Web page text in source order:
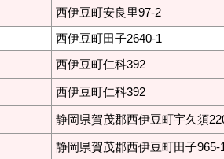
西伊豆町安良里97-2
西伊豆町田子2640-1
西伊豆町仁科392
西伊豆町仁科392
静岡県賀茂郡西伊豆町宇久須
静岡県賀茂郡西伊豆町田子965-